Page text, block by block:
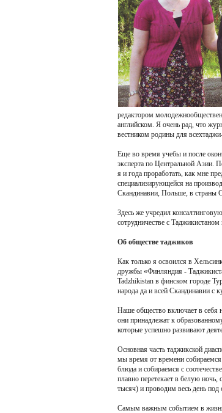
редактором
английском. Я очень рад, что
вестником родины для
Еще во время учебы и после
эксперта по Центральной Азии.
я и года проработать, как мне
специализирующейся на
Скандинавии, Польше, в страны
Здесь же учредил
сотрудничестве с
Об обществе таджиков
Как только я освоился в
дружбы «Финляндия -
Tadzhikistan в финском городе
народа да и всей Скандинавии с
Наше общество включает в себя
они принадлежат к
которые успешно развивают
Основная часть таджикской
мы время от времени
блюда и собираемся с
плавно перетекает в белую
тысяч) и проводим весь день под
Самым важным событием в жизни